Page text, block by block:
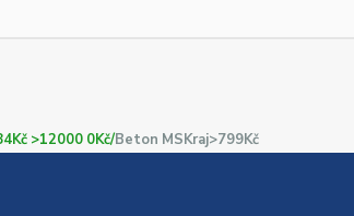
>12000 0Kč/Beton MSKraj>799Kč